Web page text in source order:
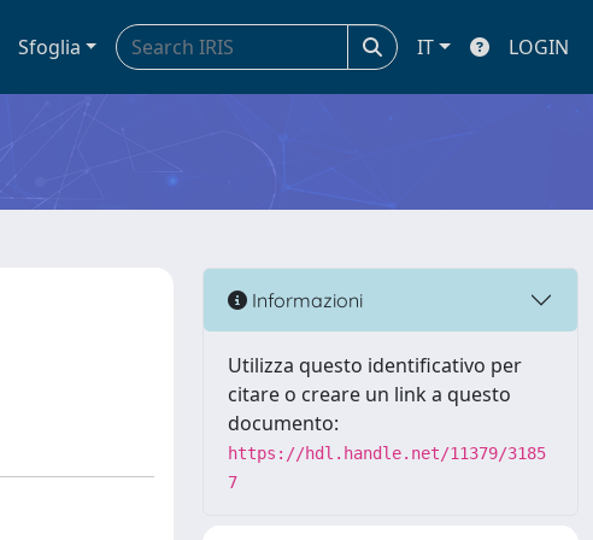
Sfoglia IT LOGIN
Informazioni
Utilizza questo identificativo per
citare o creare un link a questo
documento:
https://hdl.handle.net/11379/3185
7